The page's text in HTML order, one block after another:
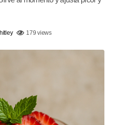
179 views